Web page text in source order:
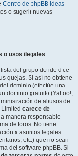
Centro de phpBB Ideas
o sugerir nuevas
o usos ilegales
del grupo donde dice
quejas. Si así no obtiene
dominio (efectúe una
dominio gratuito (Yahoo!,
de abusos de
carece de
manera responsable
de foros. No tiene
a asuntos legales
etc.) que no sean
del software phpBB. Si